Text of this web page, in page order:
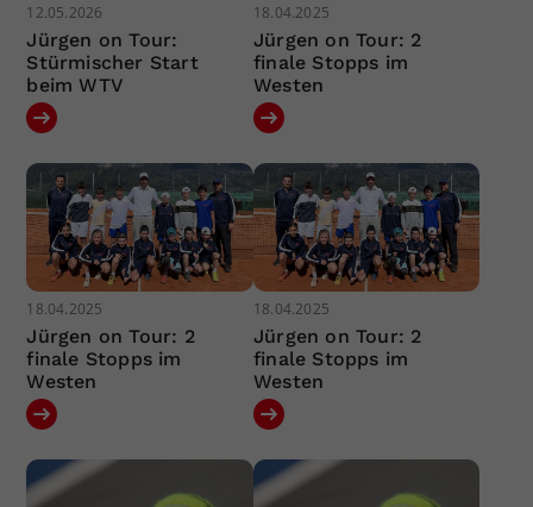
12.05.2026
Jürgen on Tour:
Stürmischer Start
beim WTV
18.04.2025
Jürgen on Tour: 2
finale Stopps im
Westen
18.04.2025
Jürgen on Tour: 2
finale Stopps im
Westen
18.04.2025
Jürgen on Tour: 2
finale Stopps im
Westen